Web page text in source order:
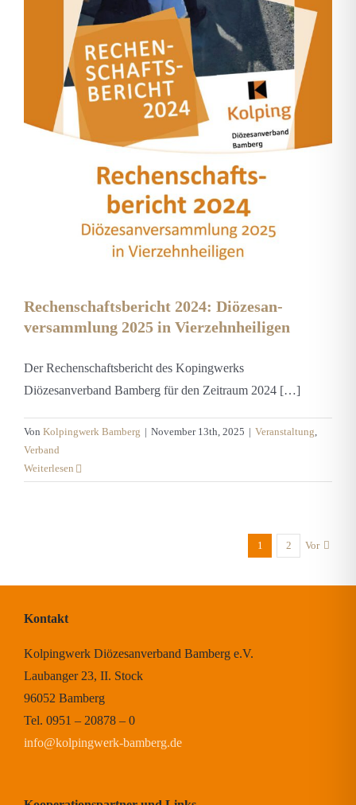
Rechenschaftsbericht 2024: Diözesan­
versammlung 2025 in Vierzehnheiligen
Der Rechenschaftsbericht des Kopingwerks
Diözesanverband Bamberg für den Zeitraum 2024 […]
Von Kolpingwerk Bamberg | November 13th, 2025 | Veranstaltung,
Verband
Weiterlesen
1 2 Vor
Kontakt
Kolpingwerk Diözesanverband Bamberg e.V.
Laubanger 23, II. Stock
96052 Bamberg
Tel. 0951 – 20878 – 0
info@kolpingwerk-bamberg.de